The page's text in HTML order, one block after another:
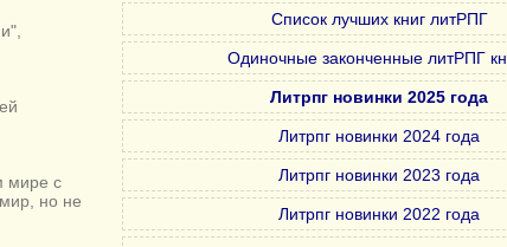
мире с
но не
Список лучших книг литРПГ
Одиночные законченные литРПГ
Литрпг новинки 2025 года
Литрпг новинки 2024 года
Литрпг новинки 2023 года
Литрпг новинки 2022 года